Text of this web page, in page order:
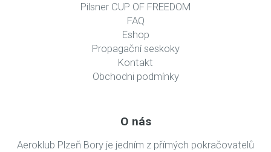
Pilsner CUP OF FREEDOM
FAQ
Eshop
Propagační seskoky
Kontakt
Obchodni podmínky
O nás
Aeroklub Plzeň Bory je jedním z přímých pokračovatelů